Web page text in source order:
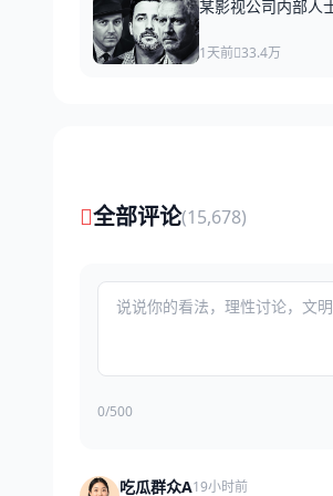
某影视公司内部人
1天前 33.4万
全部评论(15,678)
0/500
吃瓜群众A19小时前